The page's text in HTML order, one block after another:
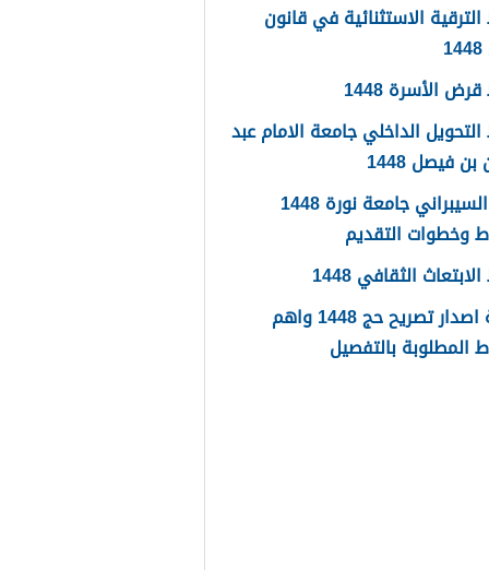
الاستثنائية في قانون
الأسرة 1448
الداخلي جامعة الامام عبد
فيصل 1448
الامن السيبراني جامعة نورة 1448
وخطوات التقديم
الثقافي 1448
طريقة اصدار تصريح حج 1448 واهم
المطلوبة بالتفصيل